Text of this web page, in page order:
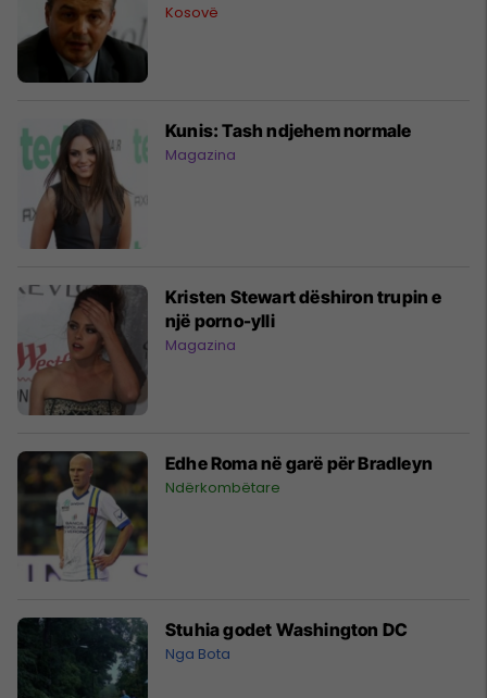
Kosovë
Kunis: Tash ndjehem normale
Magazina
Kristen Stewart dëshiron trupin e
një porno-ylli
Magazina
Edhe Roma në garë për Bradleyn
Ndërkombëtare
Stuhia godet Washington DC
Nga Bota